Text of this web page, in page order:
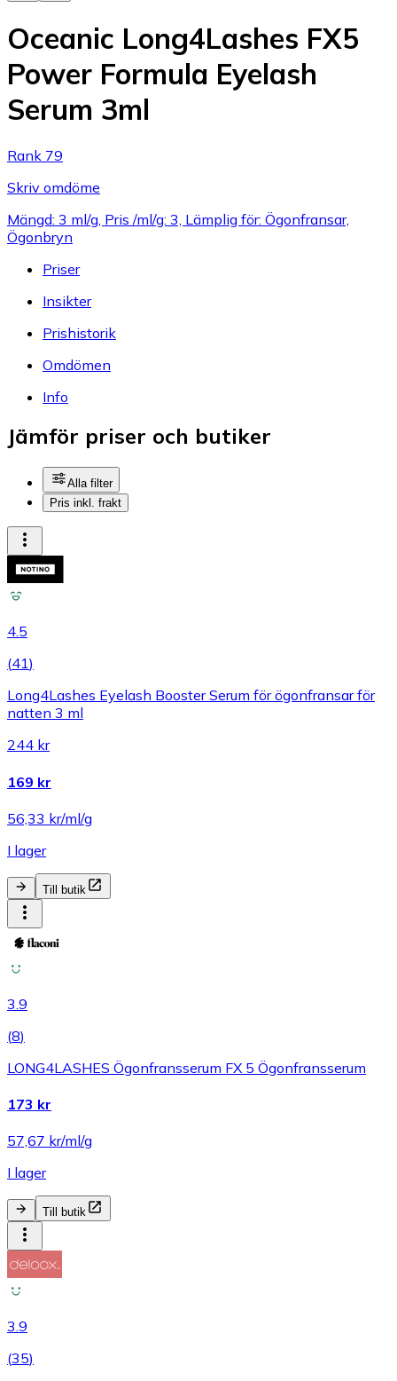
Oceanic Long4Lashes FX5
Power Formula Eyelash
Serum 3ml
Rank 79
Skriv omdöme
Mängd: 3 ml/g, Pris /ml/g: 3, Lämplig för: Ögonfransar,
Ögonbryn
Priser
Insikter
Prishistorik
Omdömen
Info
Jämför priser och butiker
Alla filter
Pris inkl. frakt
4.5
(41)
Long4Lashes Eyelash Booster Serum för ögonfransar för
natten 3 ml
244 kr
169 kr
56,33 kr/ml/g
I lager
Till butik
3.9
(8)
LONG4LASHES Ögonfransserum FX 5 Ögonfransserum
173 kr
57,67 kr/ml/g
I lager
Till butik
3.9
(35)